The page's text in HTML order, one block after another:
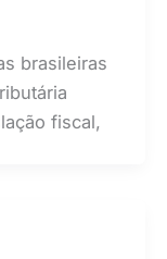
brasileiras
fiscal,